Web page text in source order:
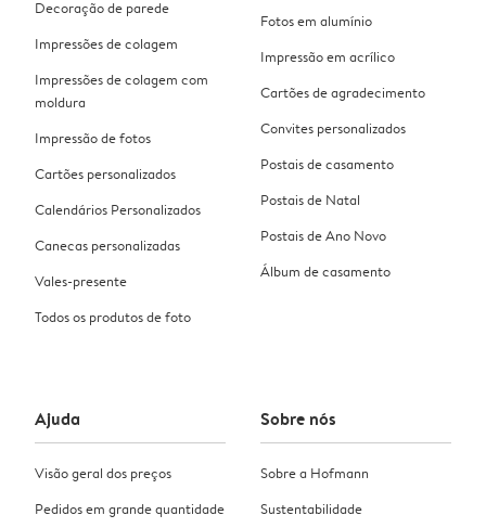
Decoração de parede
Impressões de colagem
Impressões de colagem com
moldura
Impressão de fotos
Cartões personalizados
Calendários Personalizados
Canecas personalizadas
Vales-presente
Todos os produtos de foto
Fotos em alumínio
Impressão em acrílico
Cartões de agradecimento
Convites personalizados
Postais de casamento
Postais de Natal
Postais de Ano Novo
Álbum de casamento
Ajuda
Visão geral dos preços
Pedidos em grande quantidade
Sobre nós
Sobre a Hofmann
Sustentabilidade